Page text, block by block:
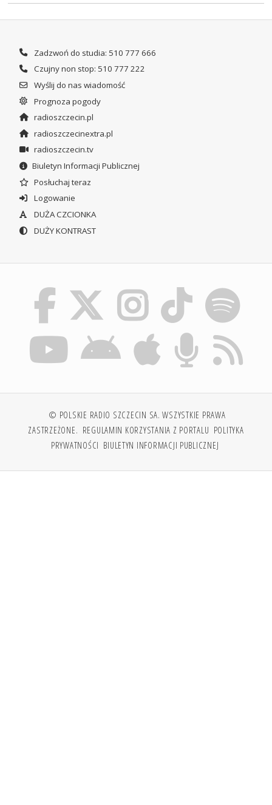
Zadzwoń do studia: 510 777 666
Czujny non stop: 510 777 222
Wyślij do nas wiadomość
Prognoza pogody
radioszczecin.pl
radioszczecinextra.pl
radioszczecin.tv
Biuletyn Informacji Publicznej
Posłuchaj teraz
Logowanie
DUŻA CZCIONKA
DUŻY KONTRAST
© POLSKIE RADIO SZCZECIN SA. WSZYSTKIE PRAWA
ZASTRZEŻONE. REGULAMIN KORZYSTANIA Z PORTALU POLITYKA
PRYWATNOŚCI BIULETYN INFORMACJI PUBLICZNEJ